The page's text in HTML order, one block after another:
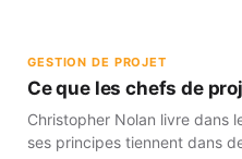
GESTION DE PROJET
Ce que les chefs de
Christopher Nolan livre dans
ses principes tiennent dans